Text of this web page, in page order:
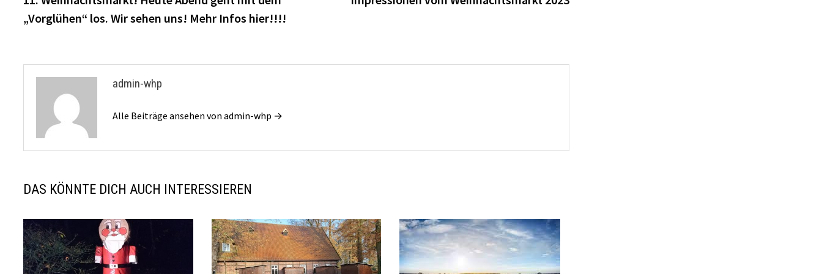
„Vorglühen“ los. Wir sehen uns! Mehr Infos hier!!!!
admin-whp
Alle Beiträge ansehen von admin-whp →
DAS KÖNNTE DICH AUCH INTERESSIEREN